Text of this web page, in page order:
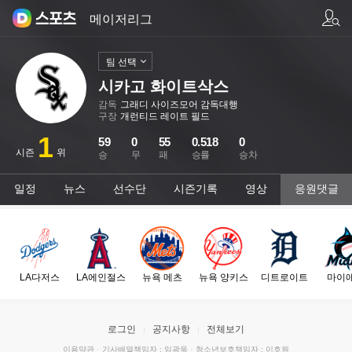
메이저리그
시카고 화이트삭스
감독 그래디 사이즈모어 감독대행
구장 개런티드 레이트 필드
시즌 1 위 승
59
무
0
패
55
승률
0.518
승차
0
팀 선택
일정 뉴스 선수단 시즌기록 영상 응원댓글
LA다저스 LA에인절스 뉴욕 메츠 뉴욕 양키스 디트로이트 마이
로그인 공지사항 전체보기
이용약관 · 기사배열책임자 : 임광욱 · 청소년보호책임자 : 이호원